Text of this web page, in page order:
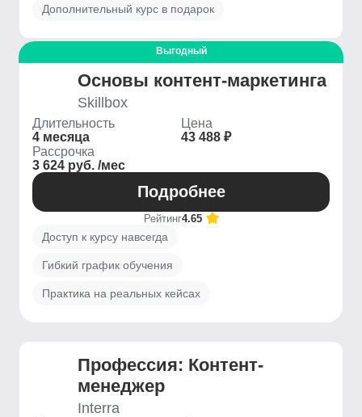
Дополнительный курс в подарок
Выгодный
Основы контент-маркетинга
Skillbox
Длительность
4 месяца
Цена
43 488 ₽
Рассрочка
3 624 руб. /мес
Подробнее
Рейтинг4.65
Доступ к курсу навсегда
Гибкий график обучения
Практика на реальных кейсах
Профессия: Контент-
менеджер
Interra